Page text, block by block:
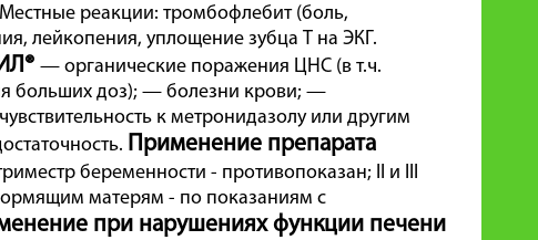
реакции: тромбофлебит (боль,
лейкопения, уплощение зубца Т на ЭКГ.
— органические поражения ЦНС (в т.ч.
больших доз); — болезни крови; —
к метронидазолу или другим
Применение препарата
беременности - противопоказан; II и III
матерям - по показаниям с
при нарушениях функции печени